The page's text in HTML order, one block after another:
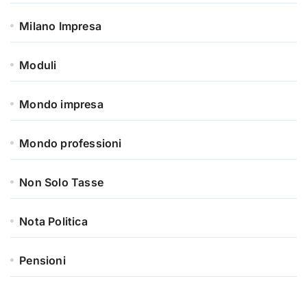
Milano Impresa
Moduli
Mondo impresa
Mondo professioni
Non Solo Tasse
Nota Politica
Pensioni